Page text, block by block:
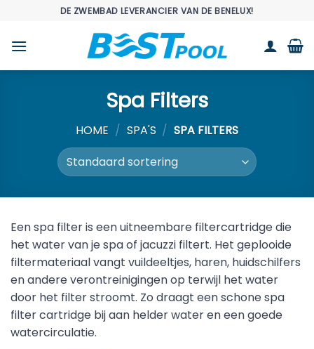
inhoud
DE ZWEMBAD LEVERANCIER VAN DE BENELUX!
Spa Filters
HOME / SPA'S / SPA FILTERS
Een spa filter is een uitneembare filtercartridge die
het water van je spa of jacuzzi filtert. Het geplooide
filtermateriaal vangt vuildeeltjes, haren, huidschilfers
en andere verontreinigingen op terwijl het water
door het filter stroomt. Zo draagt een schone spa
filter cartridge bij aan helder water en een goede
watercirculatie.